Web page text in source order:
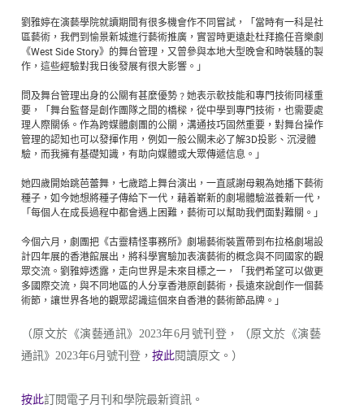
劉雅婷在演藝學院就讀期間有很多機會作不同嘗試，「當時有一科是社
區藝術，我們到愉景新城進行藝術推廣，實習時更遠赴杜拜擔任音樂劇
《West Side Story》的舞台管理，又曾參與本地大型晚會和時裝騷的製
作，這些經驗對我日後發展有很大影響。」
問及舞台管理出身的公關有甚麼優勢﹖她表示軟技能和專門技術同樣重
要，「舞台監督是創作團隊之間的橋樑，從中學到專門技術，也需要處
理人際關係。作為跨媒體劇團的公關，溝通技巧固然重要，對舞台操作
管理的認知也可以發揮作用，例如一般公關未必了解3D投影、沉浸體
驗，而我擁有基礎知識，有助向媒體或大眾傳遞信息。」
她四歲開始跳芭蕾舞，七歲踏上舞台演出，一直感謝母親為她播下藝術
種子，如今她想將種子傳給下一代，藉着嶄新的劇場體驗滋養新一代，
「每個人在成長過程中都會遇上困難，藝術可以幫助我們面對難關。」
今個六月，劇團把《古靈精怪事務所》劇場藝術裝置帶到布拉格劇場設
計四年展的香港館展出，將科學實驗加表演藝術的概念與不同國家的觀
眾交流。劉雅婷透露，走向世界是未來目標之一，「我們希望可以做更
多國際交流，與不同地區的人分享香港原創藝術，長遠來說創作一個藝
術節，讓世界各地的觀眾認識這個來自香港的藝術節品牌。」
（原文於《演藝通訊》2023年6月號刊登，
（原文於《演藝
通訊》2023年6月號刊登， 按此閱讀原文。）
按此訂閱電子月刊和學院最新資訊。